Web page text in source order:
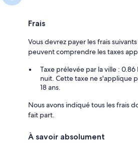
Frais
Vous devrez payer les frais
peuvent comprendre les taxes
Taxe prélevée par la ville :
nuit. Cette taxe ne s'applique
18 ans.
Nous avons indiqué tous les frais
fait part.
À savoir absolument